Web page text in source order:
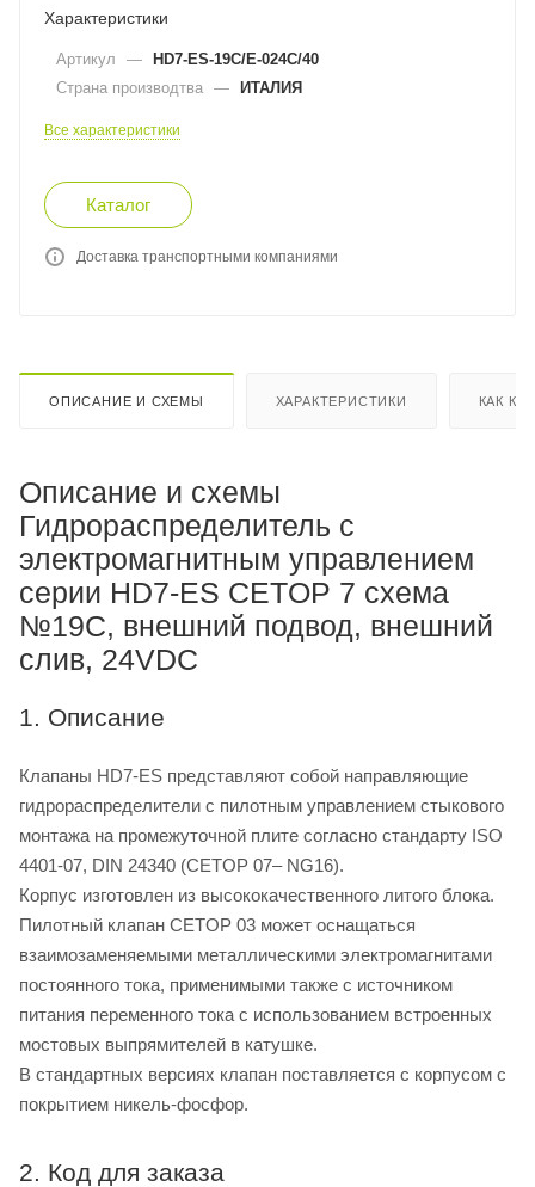
Характеристики
Артикул — HD7-ES-19C/E-024C/40
Страна производтва — ИТАЛИЯ
Все характеристики
Каталог
Доставка транспортными компаниями
ОПИСАНИЕ И СХЕМЫ ХАРАКТЕРИСТИКИ КАК
Описание и схемы
Гидрораспределитель с
электромагнитным управлением
серии HD7-ES CETOP 7 схема
№19C, внешний подвод, внешний
слив, 24VDC
1. Описание
Клапаны HD7-ES представляют собой направляющие
гидрораспределители с пилотным управлением стыкового
монтажа на промежуточной плите согласно стандарту ISO
4401-07, DIN 24340 (CETOP 07– NG16).
Корпус изготовлен из высококачественного литого блока.
Пилотный клапан CETOP 03 может оснащаться
взаимозаменяемыми металлическими электромагнитами
постоянного тока, применимыми также с источником
питания переменного тока с использованием встроенных
мостовых выпрямителей в катушке.
В стандартных версиях клапан поставляется с корпусом с
покрытием никель-фосфор.
2. Код для заказа